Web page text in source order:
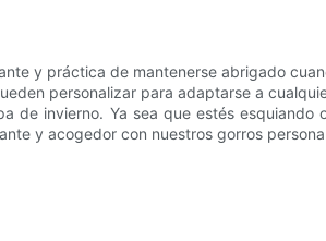
y práctica de mantenerse abrigado
personalizar para adaptarse a
de invierno. Ya sea que estés
y acogedor con nuestros gorros